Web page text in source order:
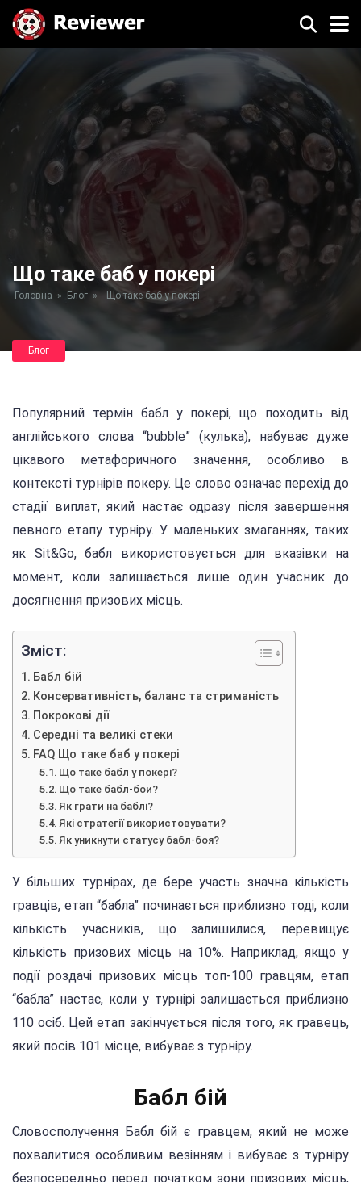
Що таке баб у покері
Головна » Блог » Що таке баб у покері
Блог
Популярний термін бабл у покері, що походить від
англійського слова “bubble” (кулька), набуває дуже
цікавого метафоричного значення, особливо в
контексті турнірів покеру. Це слово означає перехід до
стадії виплат, який настає одразу після завершення
певного етапу турніру. У маленьких змаганнях, таких
як Sit&Go, бабл використовується для вказівки на
момент, коли залишається лише один учасник до
досягнення призових місць.
Зміст:
Бабл бій
Консервативність, баланс та стриманість
Покрокові дії
Середні та великі стеки
FAQ Що таке баб у покері
Що таке бабл у покері?
Що таке бабл-бой?
Як грати на баблі?
Які стратегії використовувати?
Як уникнути статусу бабл-боя?
У більших турнірах, де бере участь значна кількість
гравців, етап “бабла” починається приблизно тоді, коли
кількість учасників, що залишилися, перевищує
кількість призових місць на 10%. Наприклад, якщо у
події роздачі призових місць топ-100 гравцям, етап
“бабла” настає, коли у турнірі залишається приблизно
110 осіб. Цей етап закінчується після того, як гравець,
який посів 101 місце, вибуває з турніру.
Бабл бій
Словосполучення Бабл бій є гравцем, який не може
похвалитися особливим везінням і вибуває з турніру
безпосередньо перед початком зони призових місць,